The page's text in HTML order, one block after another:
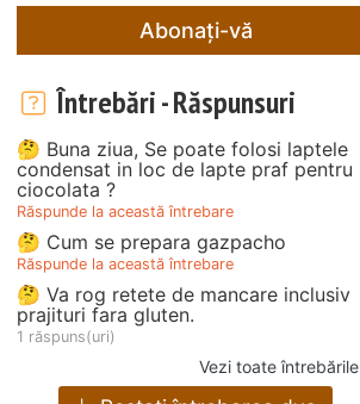
Abonați-vă
Întrebări - Răspunsuri
🤔 Buna ziua, Se poate folosi laptele
condensat in loc de lapte praf pentru
ciocolata ?
Răspunde la această întrebare
🤔 Cum se prepara gazpacho
Răspunde la această întrebare
🤔 Va rog retete de mancare inclusiv
prajituri fara gluten.
1 răspuns(uri)
Vezi toate întrebările